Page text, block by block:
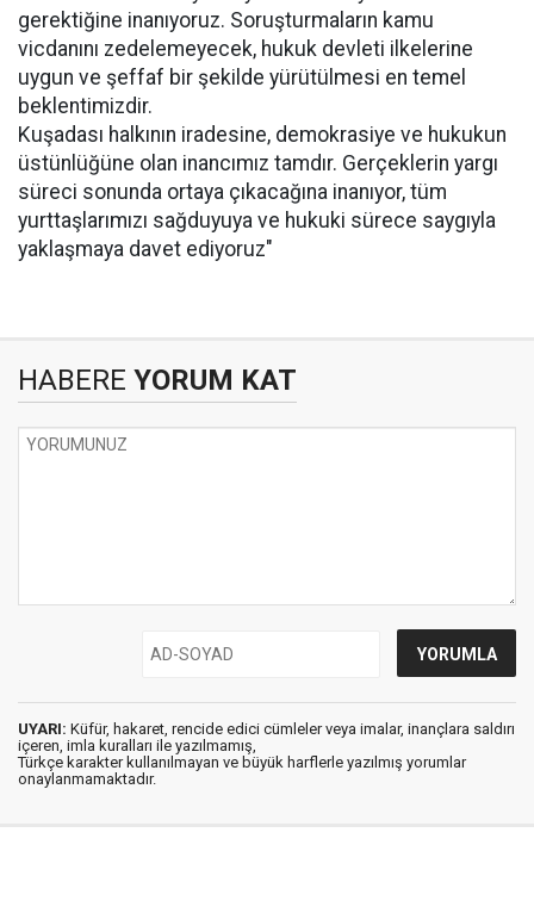
gerektiğine inanıyoruz. Soruşturmaların kamu
vicdanını zedelemeyecek, hukuk devleti ilkelerine
uygun ve şeffaf bir şekilde yürütülmesi en temel
beklentimizdir.
Kuşadası halkının iradesine, demokrasiye ve hukukun
üstünlüğüne olan inancımız tamdır. Gerçeklerin yargı
süreci sonunda ortaya çıkacağına inanıyor, tüm
yurttaşlarımızı sağduyuya ve hukuki sürece saygıyla
yaklaşmaya davet ediyoruz"
HABERE YORUM KAT
UYARI: Küfür, hakaret, rencide edici cümleler veya imalar, inançlara saldırı
içeren, imla kuralları ile yazılmamış,
Türkçe karakter kullanılmayan ve büyük harflerle yazılmış yorumlar
onaylanmamaktadır.